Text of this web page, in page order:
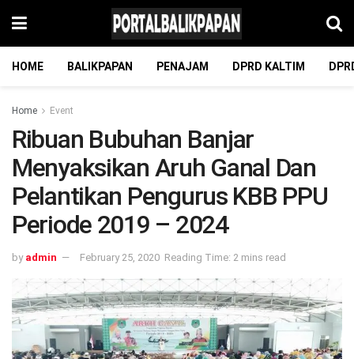
HOME BALIKPAPAN PENAJAM DPRD KALTIM
Home Event
Ribuan Bubuhan Banjar
Menyaksikan Aruh Ganal Dan
Pelantikan Pengurus KBB PPU
Periode 2019 – 2024
by admin February 25, 2020 Reading Time: 2 mins read